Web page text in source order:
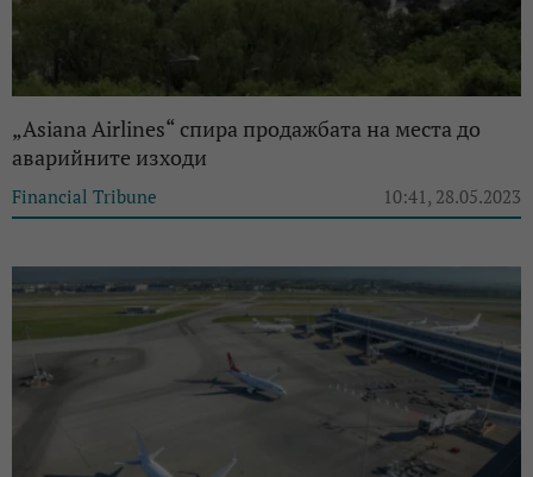
„Asiana Airlines“ спира продажбата на места до
аварийните изходи
Financial Tribune 10:41, 28.05.2023